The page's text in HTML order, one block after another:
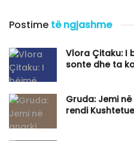
Postime të ngjashme
Vlora Çitaku: I
sonte dhe ta
Gruda: Jemi
rendi